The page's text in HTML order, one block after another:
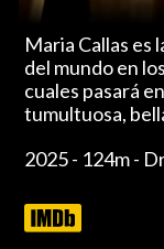
Servicios
Podcasts
Contacto
English
Maria Callas es
del mundo en
cuales pasará
tumultuosa,
2025 - 124m -